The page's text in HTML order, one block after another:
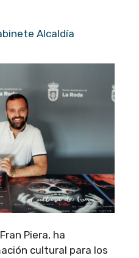
Alcaldía
Piera, ha
cultural para los